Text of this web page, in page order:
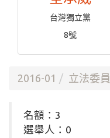
台灣獨立黨
8號
2016-01 立法委員
名額：3
選舉人：0